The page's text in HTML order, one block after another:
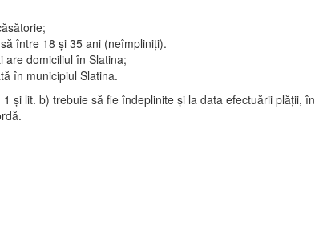
între 18 și 35 ani (neîmpliniți).
are domiciliul în Slatina;
în municipiul Slatina.
și lit. b) trebuie să fie îndeplinite și la data efectuării plății, în